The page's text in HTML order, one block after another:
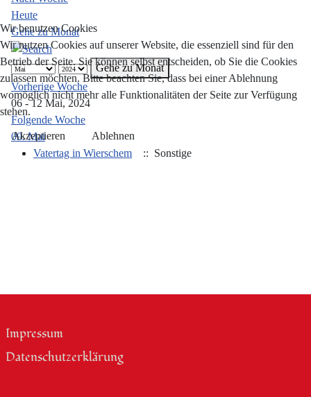
Heute
Gehe zu Monat
Gehe zu Monat
Vorherige Woche
06 - 12 Mai, 2024
Folgende Woche
09. Mai
Vatertag in Wierschem
:: Sonstige
Impressum
Datenschutzerklärung
Wir benutzen Cookies
Wir nutzen Cookies auf unserer Website, die essenziell sind für den
Betrieb der Seite. Sie können selbst entscheiden, ob Sie die Cookies
zulassen möchten. Bitte beachten Sie, dass bei einer Ablehnung
womöglich nicht mehr alle Funktionalitäten der Seite zur Verfügung
stehen.
Akzeptieren Ablehnen